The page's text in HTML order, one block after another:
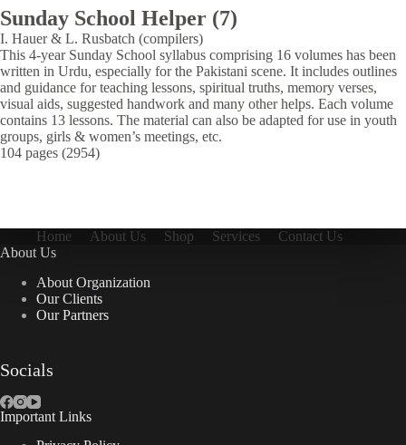
Sunday School Helper (7)
I. Hauer & L. Rusbatch (compilers)
This 4-year Sunday School syllabus comprising 16 volumes has been
written in Urdu, especially for the Pakistani scene. It includes outlines
and guidance for teaching lessons, spiritual truths, memory verses,
visual aids, suggested handwork and many other helps. Each volume
contains 13 lessons. The material can also be adapted for use in youth
groups, girls & women’s meetings, etc.
104 pages (2954)
Home About Us Shop Services
Contact Us
About Us
About Organization
Our Clients
Our Partners
Socials
Important Links